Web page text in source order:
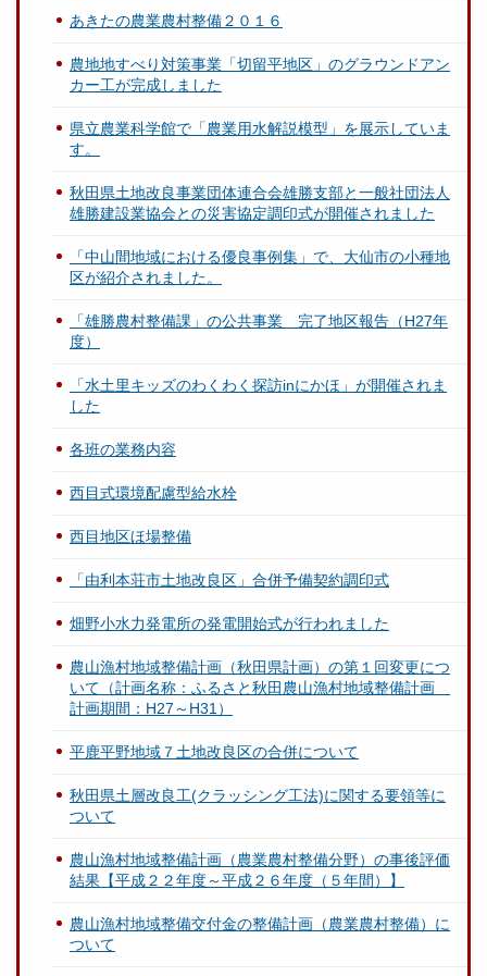
あきたの農業農村整備２０１６
農地地すべり対策事業「切留平地区」のグラウンドアン
カー工が完成しました
県立農業科学館で「農業用水解説模型」を展示していま
す。
秋田県土地改良事業団体連合会雄勝支部と一般社団法人
雄勝建設業協会との災害協定調印式が開催されました
「中山間地域における優良事例集」で、大仙市の小種地
区が紹介されました。
「雄勝農村整備課」の公共事業 完了地区報告（H27年
度）
「水土里キッズのわくわく探訪inにかほ」が開催されま
した
各班の業務内容
西目式環境配慮型給水栓
西目地区ほ場整備
「由利本荘市土地改良区」合併予備契約調印式
畑野小水力発電所の発電開始式が行われました
農山漁村地域整備計画（秋田県計画）の第１回変更につ
いて（計画名称：ふるさと秋田農山漁村地域整備計画
計画期間：H27～H31）
平鹿平野地域７土地改良区の合併について
秋田県土層改良工(クラッシング工法)に関する要領等に
ついて
農山漁村地域整備計画（農業農村整備分野）の事後評価
結果【平成２２年度～平成２６年度（５年間）】
農山漁村地域整備交付金の整備計画（農業農村整備）に
ついて